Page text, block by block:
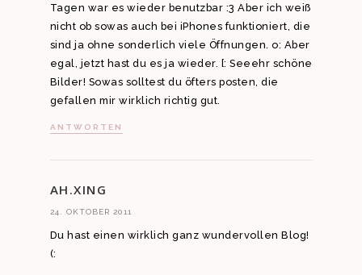
Tagen war es wieder benutzbar :3 Aber ich weiß
nicht ob sowas auch bei iPhones funktioniert, die
sind ja ohne sonderlich viele Öffnungen. o: Aber
egal, jetzt hast du es ja wieder. [: Seeehr schöne
Bilder! Sowas solltest du öfters posten, die
gefallen mir wirklich richtig gut.
ANTWORTEN
AH.XING
24. OKTOBER 2011
Du hast einen wirklich ganz wundervollen Blog!
(: